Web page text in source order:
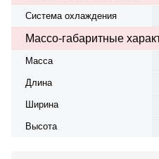
Система охлаждения
Массо-габаритные
Масса
Длина
Ширина
Высота